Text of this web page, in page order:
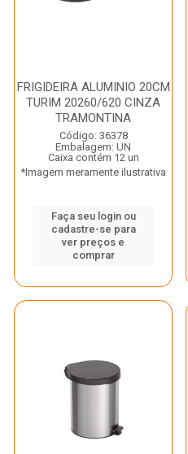
FRIGIDEIRA ALUMINIO 20CM
TURIM 20260/620 CINZA
TRAMONTINA
Código: 36378
Embalagem: UN
Caixa contém 12 un
*Imagem meramente ilustrativa
Faça seu login ou
cadastre-se para
ver preços e
comprar